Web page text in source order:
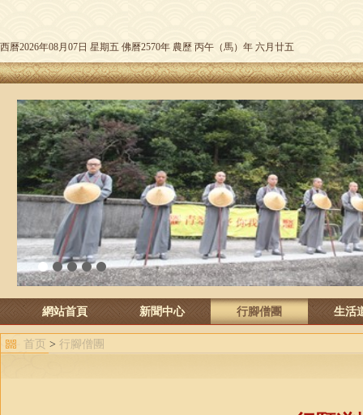
西曆2026年08月07日 星期五 佛曆2570年 農歷 丙午（馬）年 六月廿五
1 2 3 4 5
網站首頁 新聞中心 行腳僧團 生活
首页 > 行腳僧團